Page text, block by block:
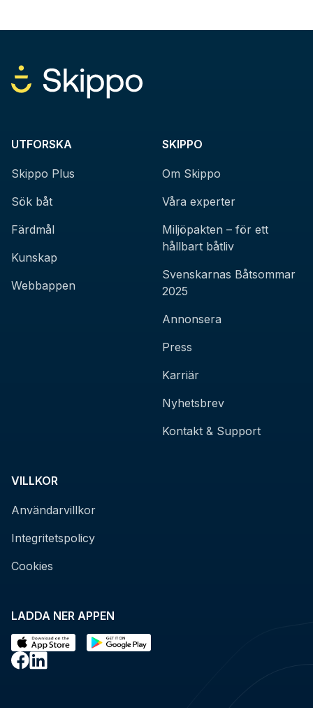
LADDA NER APPEN
UTFORSKA
Skippo Plus
Sök båt
Färdmål
Kunskap
Webbappen
SKIPPO
Om Skippo
Våra experter
Miljöpakten – för ett
hållbart båtliv
Svenskarnas Båtsommar
2025
Annonsera
Press
Karriär
Nyhetsbrev
Kontakt & Support
VILLKOR
Användarvillkor
Integritetspolicy
Cookies